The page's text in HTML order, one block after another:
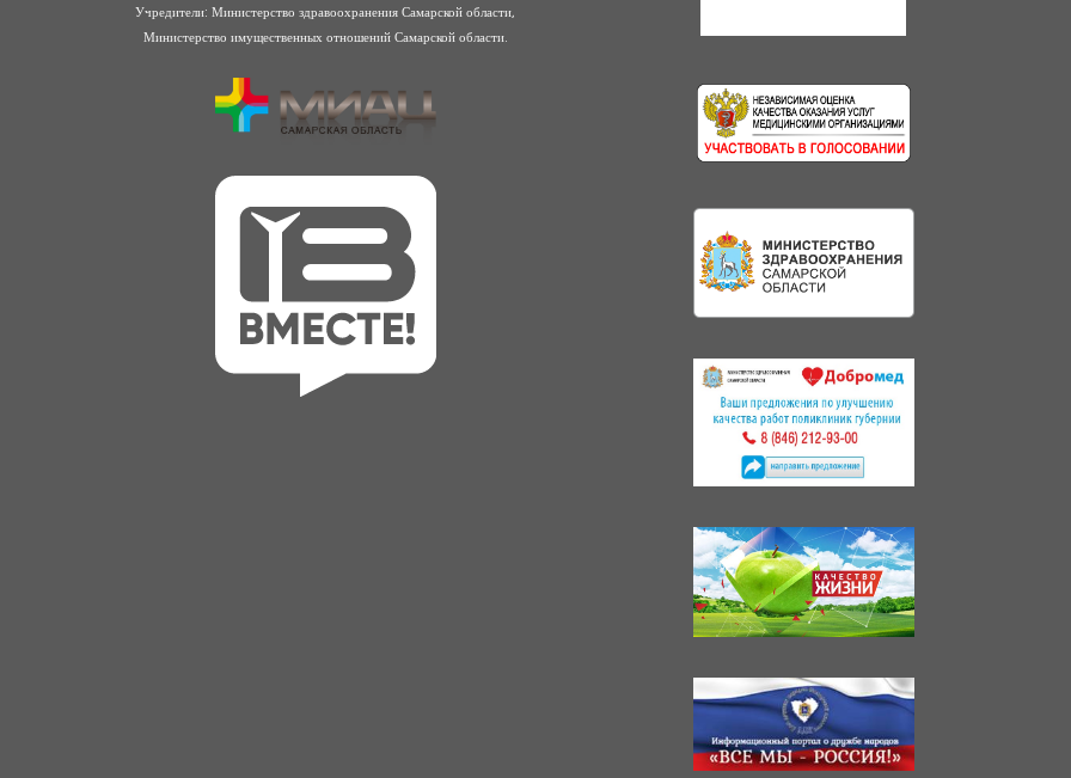
Учредители: Министерство здравоохранения Самарской области,
Министерство имущественных отношений Самарской области.